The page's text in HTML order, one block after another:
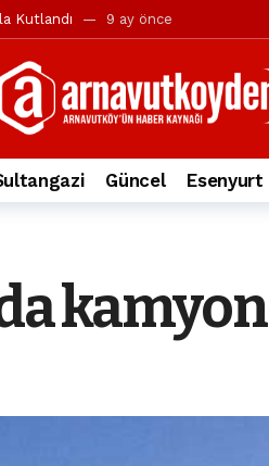
Kutlandı 9 ay önce
Mustafa Candaroğlu’na yönelik
ulaştı 2 yıl önce
alev alev yandı. 2 yıl önce
gösterisi düzenledi 2 yıl önce
üzerine devrildi
yolcu öldü 3 yıl önce
3 yıl önce
Güncel Esenyurt